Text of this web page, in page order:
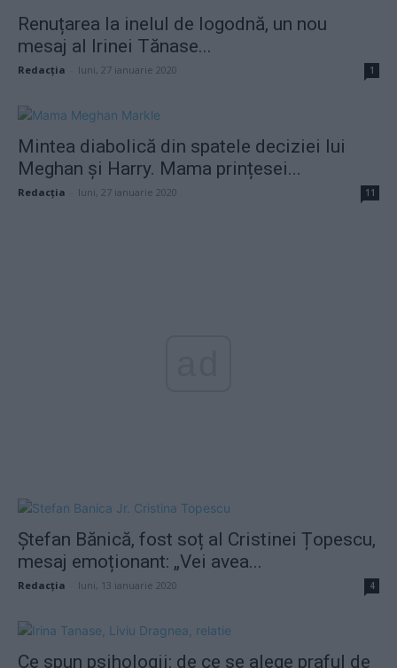
Renuțarea la inelul de logodnă, un nou
mesaj al Irinei Tănase...
Redacţia luni, 27 ianuarie 2020 1
Mintea diabolică din spatele deciziei lui
Meghan și Harry. Mama prințesei...
Redacţia luni, 27 ianuarie 2020 11
Ștefan Bănică, fost soț al Cristinei Țopescu,
mesaj emoționant: „Vei avea...
Redacţia luni, 13 ianuarie 2020 4
Ce spun psihologii: de ce se alege praful de